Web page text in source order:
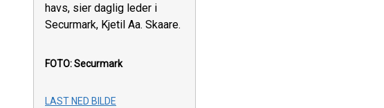
havs, sier daglig leder i
Securmark, Kjetil Aa. Skaare.
FOTO: Securmark
LAST NED BILDE